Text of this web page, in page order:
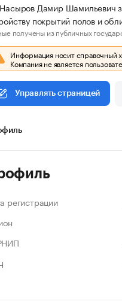
Дамир Шамильевич
покрытий полов и
получены из публичных
Информация носит справочный
Компания не является
Управлять страницей
регистрации